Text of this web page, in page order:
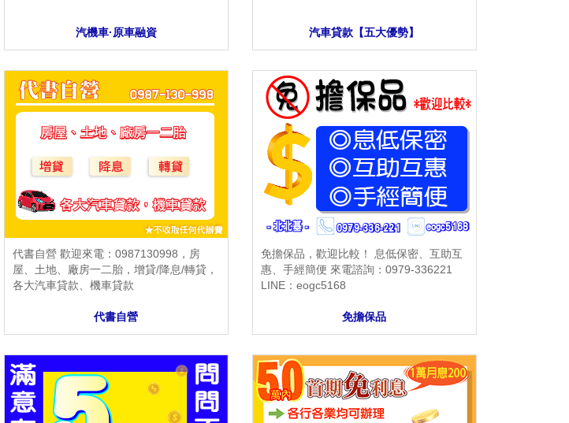
汽機車·原車融資 汽車貸款【五大優勢】
代書自營 歡迎來電：0987130998，房
屋、土地、廠房一二胎，增貸/降息/轉貸，
各大汽車貸款、機車貸款
代書自營
免擔保品，歡迎比較！ 息低保密、互助互
惠、手經簡便 來電諮詢：0979-336221
LINE：eogc5168
免擔保品